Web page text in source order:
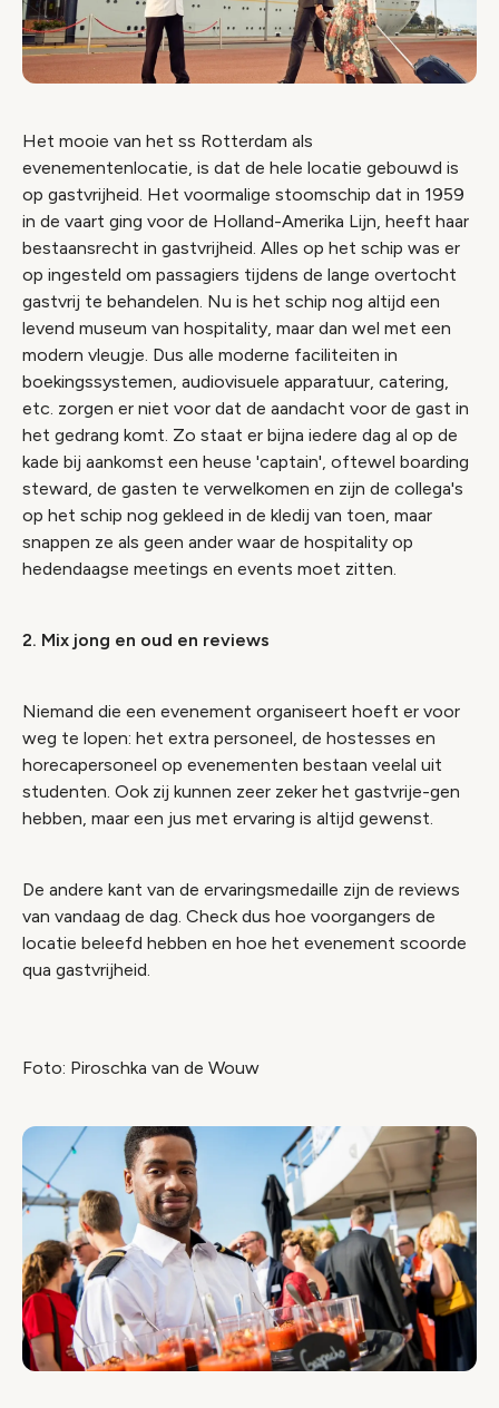
Het mooie van het ss Rotterdam als
evenementenlocatie, is dat de hele locatie gebouwd is
op gastvrijheid. Het voormalige stoomschip dat in 1959
in de vaart ging voor de Holland-Amerika Lijn, heeft haar
bestaansrecht in gastvrijheid. Alles op het schip was er
op ingesteld om passagiers tijdens de lange overtocht
gastvrij te behandelen. Nu is het schip nog altijd een
levend museum van hospitality, maar dan wel met een
modern vleugje. Dus alle moderne faciliteiten in
boekingssystemen, audiovisuele apparatuur, catering,
etc. zorgen er niet voor dat de aandacht voor de gast in
het gedrang komt. Zo staat er bijna iedere dag al op de
kade bij aankomst een heuse 'captain', oftewel boarding
steward, de gasten te verwelkomen en zijn de collega's
op het schip nog gekleed in de kledij van toen, maar
snappen ze als geen ander waar de hospitality op
hedendaagse meetings en events moet zitten.
2. Mix jong en oud en reviews
Niemand die een evenement organiseert hoeft er voor
weg te lopen: het extra personeel, de hostesses en
horecapersoneel op evenementen bestaan veelal uit
studenten. Ook zij kunnen zeer zeker het gastvrije-gen
hebben, maar een jus met ervaring is altijd gewenst.
De andere kant van de ervaringsmedaille zijn de reviews
van vandaag de dag. Check dus hoe voorgangers de
locatie beleefd hebben en hoe het evenement scoorde
qua gastvrijheid.
Foto: Piroschka van de Wouw